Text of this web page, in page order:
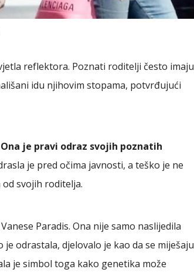
reflektora. Poznati roditelji često imaju
idu njihovim stopama, potvrđujući
je pravi odraz svojih poznatih
je pred očima javnosti, a teško je ne
svojih roditelja.
Paradis. Ona nije samo naslijedila
odrastala, djelovalo je kao da se miješaju
je simbol toga kako genetika može